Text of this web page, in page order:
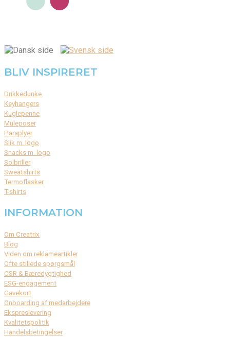
BLIV INSPIRERET
Drikkedunke
Keyhangers
Kuglepenne
Muleposer
Paraplyer
Slik m. logo
Snacks m. logo
Solbriller
Sweatshirts
Termoflasker
T-shirts
INFORMATION
Om Creatrix
Blog
Viden om reklameartikler
Ofte stillede spørgsmål
CSR & Bæredygtighed
ESG-engagement
Gavekort
Onboarding af medarbejdere
Ekspreslevering
Kvalitetspolitik
Handelsbetingelser